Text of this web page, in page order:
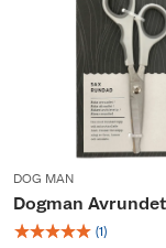
DOG MAN
Dogman
☆☆☆☆☆ (1)